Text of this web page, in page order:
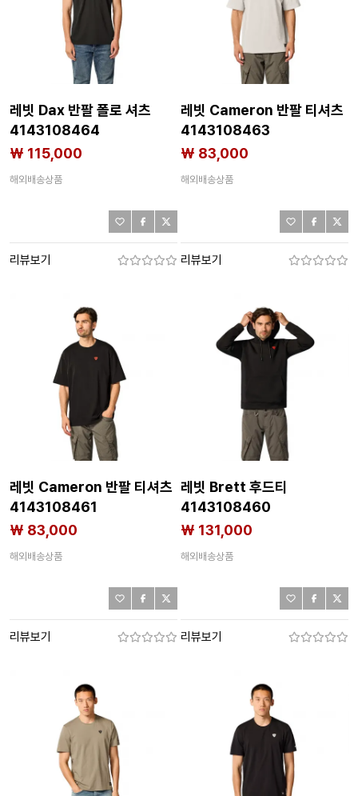
레빗 Dax 반팔 폴로 셔츠
4143108464
₩ 115,000
해외배송상품
리뷰보기
레빗 Cameron 반팔 티셔츠
4143108463
₩ 83,000
해외배송상품
리뷰보기
레빗 Cameron 반팔 티셔츠
4143108461
₩ 83,000
해외배송상품
리뷰보기
레빗 Brett 후드티
4143108460
₩ 131,000
해외배송상품
리뷰보기